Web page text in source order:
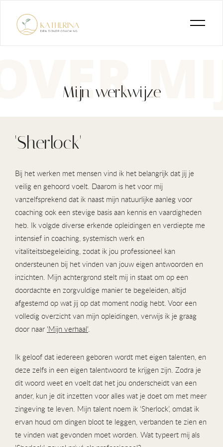
Mijn werkwijze
'Sherlock'
Bij het werken met mensen vind ik het belangrijk dat jij je
veilig en gehoord voelt. Daarom is het voor mij
vanzelfsprekend dat ik naast mijn natuurlijke aanleg voor
coaching ook een stevige basis aan kennis en vaardigheden
heb. Ik volgde diverse erkende opleidingen en verdiepte me
intensief in coaching, systemisch werk en
vitaliteitsbegeleiding, zodat ik jou professioneel kan
ondersteunen bij het vinden van jouw eigen antwoorden en
inzichten. Mijn achtergrond stelt mij in staat om op een
doordachte en zorgvuldige manier te begeleiden, altijd
afgestemd op wat jij op dat moment nodig hebt. Voor een
volledig overzicht van mijn opleidingen, verwijs ik je graag
door naar 'Mijn verhaal'.
Ik geloof dat iedereen geboren wordt met eigen talenten, en
deze zelfs in een eigen talentwoord te krijgen zijn. Zodra je
dit woord weet en voelt dat het jou onderscheidt van een
ander, kun je dit inzetten voor alles wat je doet om met meer
zingeving te leven. Mijn talent noem ik ‘Sherlock’, omdat ik
ervan houd om dingen bloot te leggen, verbanden te zien en
te vinden wat gevonden moet worden. Wat typeert mij als